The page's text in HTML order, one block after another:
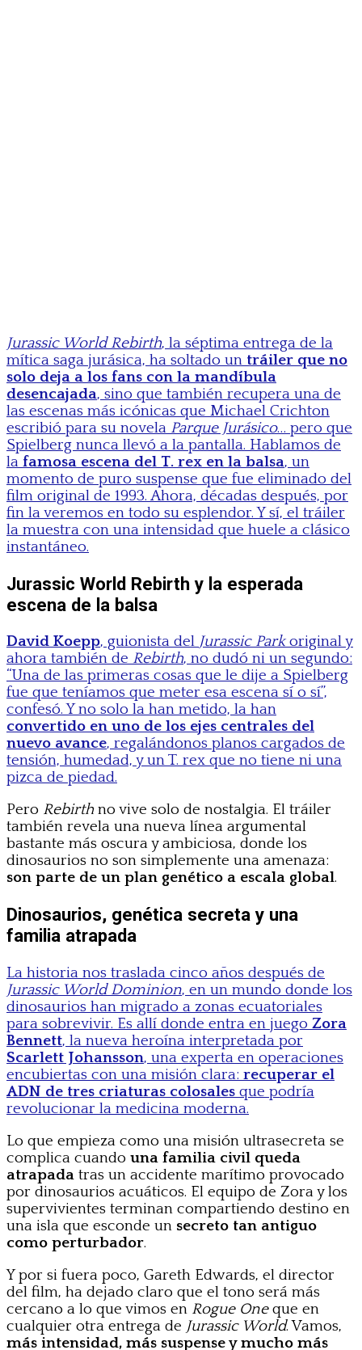
Jurassic World Rebirth, la séptima entrega de la
mítica saga jurásica, ha soltado un tráiler que no
solo deja a los fans con la mandíbula
desencajada, sino que también recupera una de
las escenas más icónicas que Michael Crichton
escribió para su novela Parque Jurásico… pero que
Spielberg nunca llevó a la pantalla. Hablamos de
la famosa escena del T. rex en la balsa, un
momento de puro suspense que fue eliminado del
film original de 1993. Ahora, décadas después, por
fin la veremos en todo su esplendor. Y sí, el tráiler
la muestra con una intensidad que huele a clásico
instantáneo.
Jurassic World Rebirth y la esperada
escena de la balsa
David Koepp, guionista del Jurassic Parkoriginal y
ahora también de Rebirth, no dudó ni un segundo:
“Una de las primeras cosas que le dije a Spielberg
fue que teníamos que meter esa escena sí o sí”,
confesó. Y no solo la han metido, la han
convertido en uno de los ejes centrales del
nuevo avance, regalándonos planos cargados de
tensión, humedad, y un T. rex que no tiene ni una
pizca de piedad.
Pero Rebirthno vive solo de nostalgia. El tráiler
también revela una nueva línea argumental
bastante más oscura y ambiciosa, donde los
dinosaurios no son simplemente una amenaza:
son parte de un plan genético a escala global.
Dinosaurios, genética secreta y una
familia atrapada
La historia nos traslada cinco años después de
Jurassic World Dominion, en un mundo donde los
dinosaurios han migrado a zonas ecuatoriales
para sobrevivir. Es allí donde entra en juego Zora
Bennett, la nueva heroína interpretada por
Scarlett Johansson, una experta en operaciones
encubiertas con una misión clara: recuperar el
ADN de tres criaturas colosales que podría
revolucionar la medicina moderna.
Lo que empieza como una misión ultrasecreta se
complica cuando una familia civil queda
atrapada tras un accidente marítimo provocado
por dinosaurios acuáticos. El equipo de Zora y los
supervivientes terminan compartiendo destino en
una isla que esconde un secreto tan antiguo
como perturbador.
Y por si fuera poco, Gareth Edwards, el director
del film, ha dejado claro que el tono será más
cercano a lo que vimos en Rogue Oneque en
cualquier otra entrega de Jurassic World. Vamos,
más intensidad, más suspense y mucho más